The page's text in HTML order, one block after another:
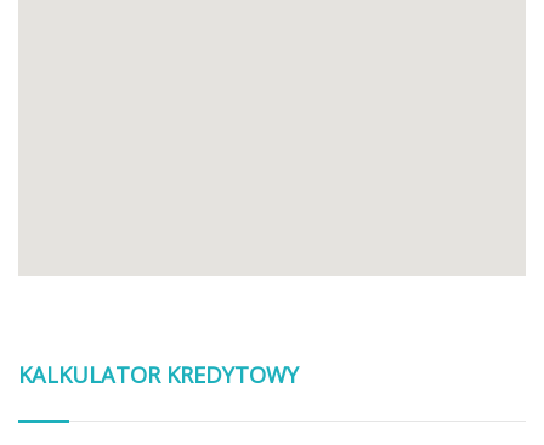
KALKULATOR KREDYTOWY